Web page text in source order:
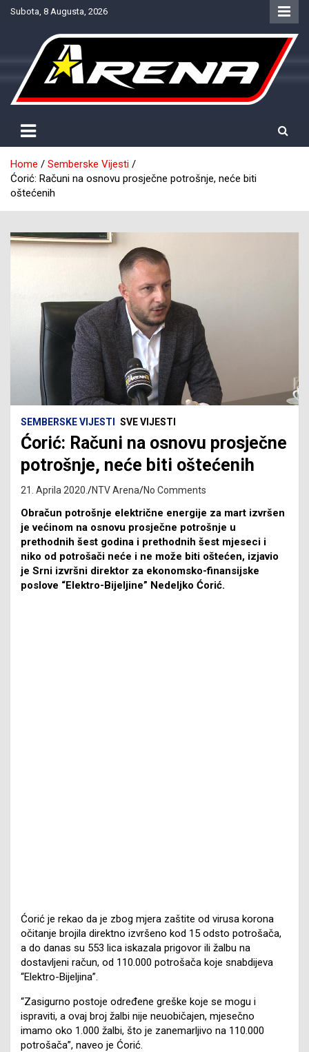
SkipSubota, 8 Augusta, 2026
NTV Arena
Home
Semberske Vijesti
Ćorić: Računi na osnovu prosječne potrošnje, neće biti
oštećenih
SEMBERSKE VIJESTI SVE VIJESTI
Ćorić: Računi na osnovu prosječne
potrošnje, neće biti oštećenih
21. Aprila 2020. NTV Arena No Comments
Obračun potrošnje električne energije za mart izvršen
je većinom na osnovu prosječne potrošnje u
prethodnih šest godina i prethodnih šest mjeseci i
niko od potrošači neće i ne može biti oštećen, izjavio
je Srni izvršni direktor za ekonomsko-finansijske
poslove “Elektro-Bijeljine” Nedeljko Ćorić.
Ćorić je rekao da je zbog mjera zaštite od virusa korona
očitanje brojila direktno izvršeno kod 15 odsto potrošača,
a do danas su 553 lica iskazala prigovor ili žalbu na
dostavljeni račun, od 110.000 potrošača koje snabdijeva
“Elektro-Bijeljina”.
“Zasigurno postoje određene greške koje se mogu i
ispraviti, a ovaj broj žalbi nije neuobičajen, mjesečno
imamo oko 1.000 žalbi, što je zanemarljivo na 110.000
potrošača”, naveo je Ćorić.